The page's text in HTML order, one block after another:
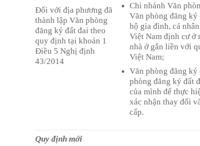
Đối với địa phương đã
thành lập Văn phòng
đăng ký đất đai theo
quy định tại khoản 1
Điều 5 Nghị định
43/2014
Chi nhánh Văn
Văn phòng đăng
hộ gia đình, cá
Việt Nam định cư ở
nhà ở gắn liền với
Việt Nam;
Văn phòng đăng ký
phòng đăng ký đất
của mình để thực
xác nhận thay đổi
cấp.
Quy định mới